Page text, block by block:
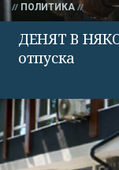
ПОЛИТИКА
ДЕНЯТ В
отпуска